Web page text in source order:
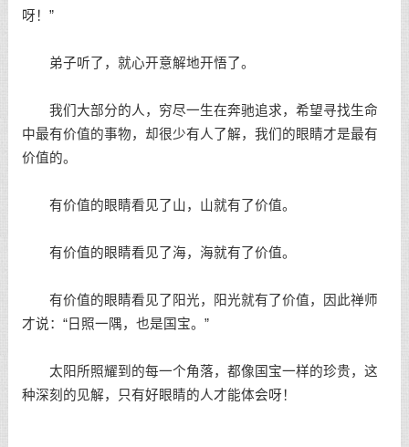
呀！”
弟子听了，就心开意解地开悟了。
我们大部分的人，穷尽一生在奔驰追求，希望寻找生命
中最有价值的事物，却很少有人了解，我们的眼睛才是最有
价值的。
有价值的眼睛看见了山，山就有了价值。
有价值的眼睛看见了海，海就有了价值。
有价值的眼睛看见了阳光，阳光就有了价值，因此禅师
才说：“日照一隅，也是国宝。”
太阳所照耀到的每一个角落，都像国宝一样的珍贵，这
种深刻的见解，只有好眼睛的人才能体会呀！